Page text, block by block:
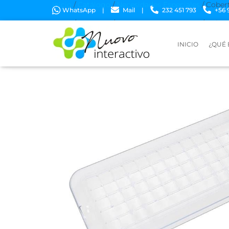
WhatsApp | Mail | 232 451 793 +56
INICIO ¿QUÉ
Inicio / /Necesidades Especiales
/
Inicio/Catálogo/Necesidades Especiales/